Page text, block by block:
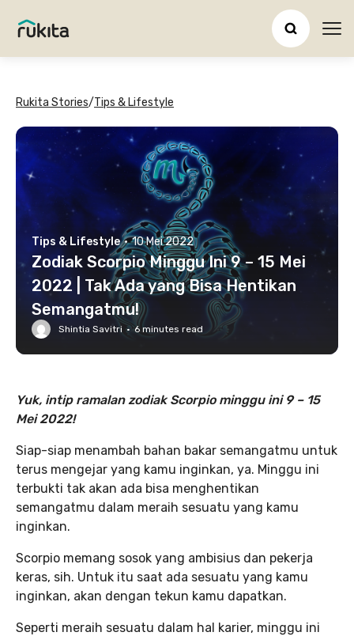
Rukita Stories/Tips & Lifestyle
Tips & Lifestyle · 10 Mei 2022
Zodiak Scorpio Minggu Ini 9 – 15 Mei
2022 | Tak Ada yang Bisa Hentikan
Semangatmu!
Shintia Savitri · 6 minutes read
Yuk, intip ramalan zodiak Scorpio minggu ini 9 – 15
Mei 2022!
Siap-siap menambah bahan bakar semangatmu untuk
terus mengejar yang kamu inginkan, ya. Minggu ini
terbukti tak akan ada bisa menghentikan
semangatmu dalam meraih sesuatu yang kamu
inginkan.
Scorpio memang sosok yang ambisius dan pekerja
keras, sih. Untuk itu saat ada sesuatu yang kamu
inginkan, akan dengan tekun kamu dapatkan.
Seperti meraih sesuatu dalam hal karier, minggu ini